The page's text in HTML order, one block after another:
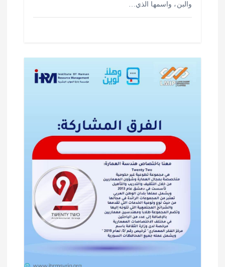
والبن، واسمها الذي…